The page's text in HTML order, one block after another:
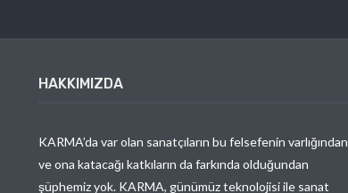
HAKKIMIZDA
KARMA’da var olan sanatçıların bu felsefenin varlığından
ve ona katacağı katkıların da farkında olduğundan
şüphemiz yok. KARMA, günümüz teknolojisi ile sanat